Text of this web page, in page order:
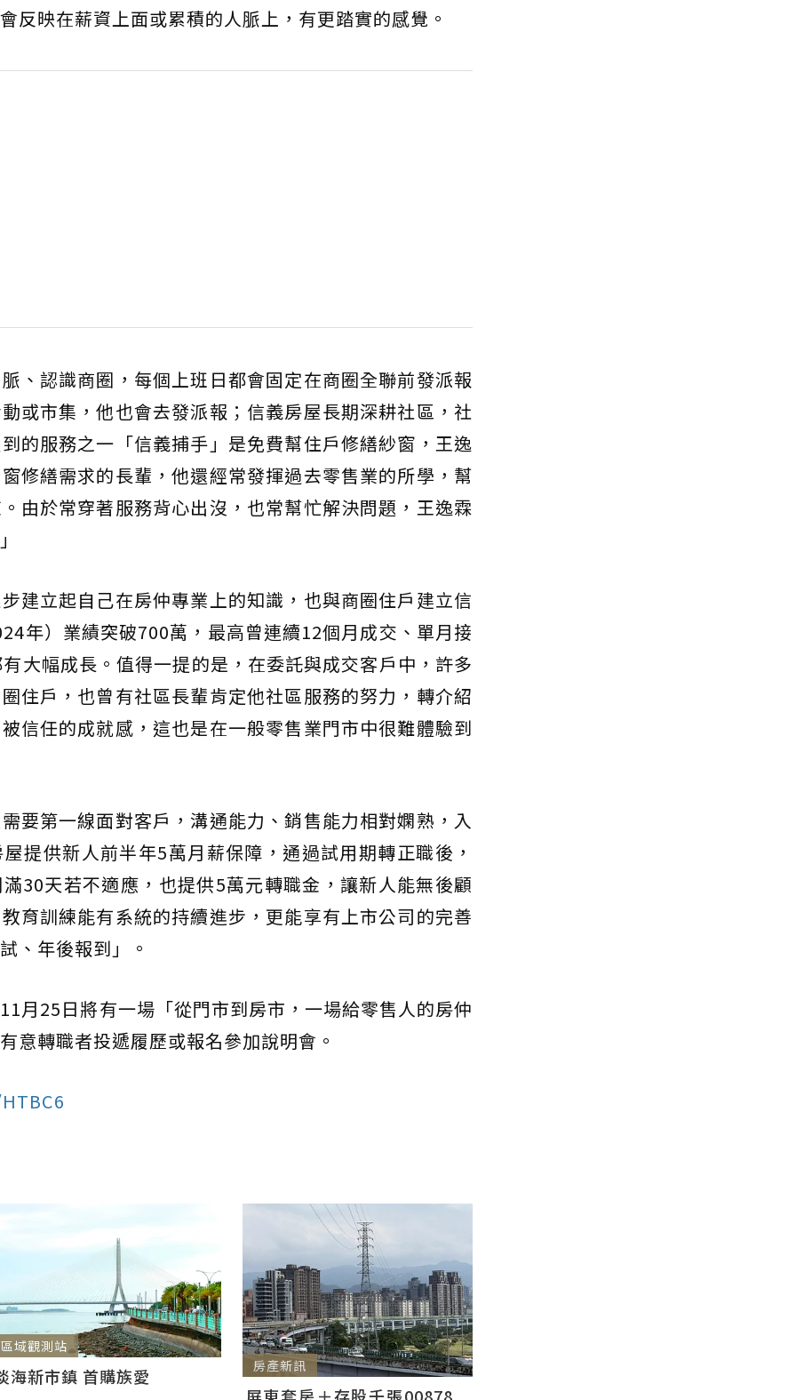
反映在薪資上面或累積的人脈上，有更踏實的感覺。
、認識商圈，每個上班日都會固定在商圈全聯前發派報
或市集，他也會去發派報；信義房屋長期深耕社區，社
的服務之一「信義捕手」是免費幫住戶修繕紗窗，王逸
修繕需求的長輩，他還經常發揮過去零售業的所學，幫
由於常穿著服務背心出沒，也常幫忙解決問題，王逸霖
建立起自己在房仲專業上的知識，也與商圈住戶建立信
年）業績突破700萬，最高曾連續12個月成交、單月接
大幅成長。值得一提的是，在委託與成交客戶中，許多
住戶，也曾有社區長輩肯定他社區服務的努力，轉介紹
信任的成就感，這也是在一般零售業門市中很難體驗到
要第一線面對客戶，溝通能力、銷售能力相對嫻熟，入
提供新人前半年5萬月薪保障，通過試用期轉正職後，
30天若不適應，也提供5萬元轉職金，讓新人能無後顧
育訓練能有系統的持續進步，更能享有上市公司的完善
、年後報到」。
月25日將有一場「從門市到房市，一場給零售人的房仲
意轉職者投遞履歷或報名參加說明會。
區域觀測站
海新市鎮 首購族愛 房產新訊
屏東套房＋存股千張00878...